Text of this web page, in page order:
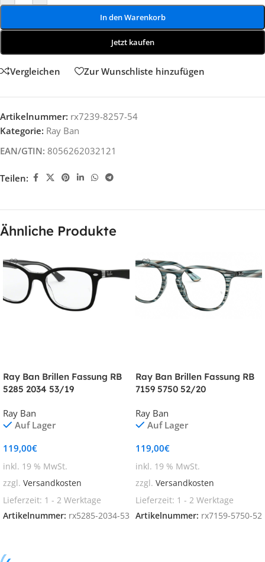
In den Warenkorb
Jetzt kaufen
Vergleichen Zur Wunschliste hinzufügen
Artikelnummer: rx7239-8257-54
Kategorie: Ray Ban
EAN/GTIN: 8056262032121
Teilen:
Ähnliche Produkte
Ray Ban Brillen Fassung RB
5285 2034 53/19
Ray Ban
Auf Lager
119,00€
inkl. 19 % MwSt.
zzgl. Versandkosten
Lieferzeit: 1 - 2 Werktage
Artikelnummer: rx5285-2034-53
Ray Ban Brillen Fassung RB
7159 5750 52/20
Ray Ban
Auf Lager
119,00€
inkl. 19 % MwSt.
zzgl. Versandkosten
Lieferzeit: 1 - 2 Werktage
Artikelnummer: rx7159-5750-52